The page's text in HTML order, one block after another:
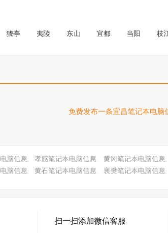
猇亭 夷陵 东山 宜都 当阳 枝
免费发布一条宜昌笔记本电脑
脑信息 孝感笔记本电脑信息 黄冈笔记本电脑信息
脑信息 黄石笔记本电脑信息 襄樊笔记本电脑信息
扫一扫添加微信客服